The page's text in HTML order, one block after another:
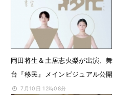
岡田将生＆土居志央梨が出演、舞
台『移民』メインビジュアル公開
7月10日 12時08分